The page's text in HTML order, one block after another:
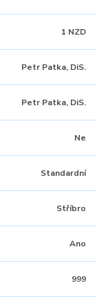
1 NZD
Petr Patka, DiS.
Petr Patka, DiS.
Ne
Standardní
Stříbro
Ano
999